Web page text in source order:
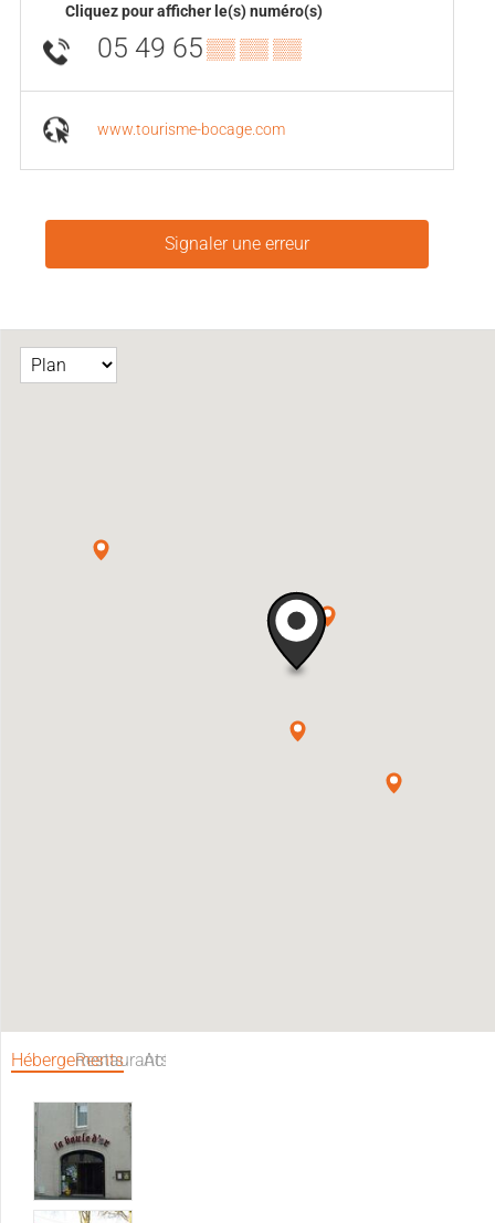
Cliquez pour afficher le(s) numéro(s)
05 49 65▒▒ ▒▒ ▒▒
www.tourisme-bocage.com
Signaler une erreur
Hébergements
RestaurantsActivités